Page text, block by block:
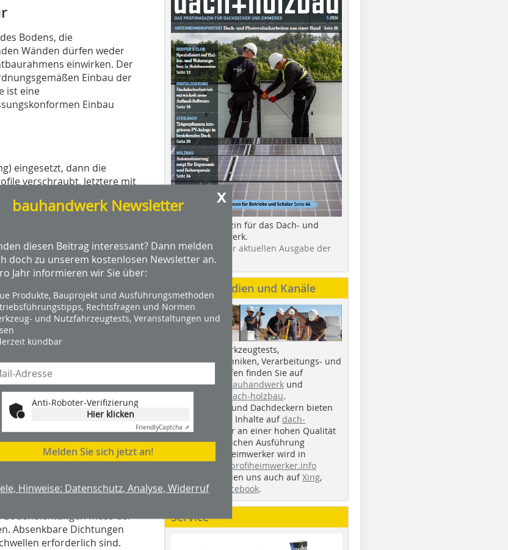
Bodens, die
Wänden dürfen weder
einwirken. Der
Einbau der
ist eine
Einbau
eingesetzt, dann die
verschraubt, letztere mit
ein Gewinde gesetzt
müssen generell
Bauteilen
Zargenteile sparen
schützen den
mit verdeckten
beispielsweise an eine
zum Zuge. Hier sind
Immer gilt: Alle Teile
Auslegung der
empfehlen sind nur solche,
für
recht schwere) Türblatt zu
gefährdet. Zusatz-
Problem.
anfallen, für den
Bodendichtungen muss der
Absenkbare Dichtungen
erforderlich sind.
x
bauhandwerk Newsletter
diesen Beitrag interessant? Dann melden
doch zu unserem kostenlosen Newsletter an.
Jahr informieren wir Sie über:
Produkte, Bauprojekt und Ausführungsmethoden
Rechtsfragen und Normen
und Nutzfahrzeugtests, Veranstaltungen und
kündbar
Anti-Roboter-Verifizierung
Hier klicken
FriendlyCaptcha ⇗
Melden Sie sich jetzt an!
Hinweise: Datenschutz, Analyse, Widerruf
Das Profimagazin für das Dach- und
Holzbauhandwerk.
Hier geht es zur aktuellen Ausgabe der
dach+holzbau.
Weitere Medien und Kanäle
Videos von Werkzeugtests,
Handwerkstechniken, Verarbeitungs- und
Montageabläufen finden Sie auf
youtube.com/bauhandwerk und
youtube.com/dach-holzbau.
Zimmerleuten und Dachdeckern bieten
wir spannende Inhalte auf dach-
holzbau.de
, der an einer hohen Qualität
der handwerklichen Ausführung
interessierte Heimwerker wird in
unserem Blog
profiheimwerker.info
fündig. Sie finden uns auch aufXing,
Twitterund Facebook.
Service